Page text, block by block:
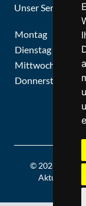
Unser Service-
Montag
Dienstag
Mittwoch
Donnerstag
© 2026 |